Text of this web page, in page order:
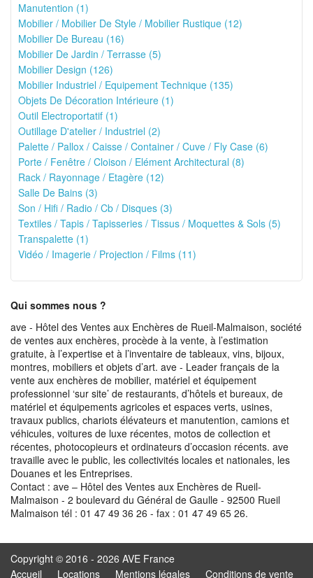
Manutention (1)
Mobilier / Mobilier De Style / Mobilier Rustique (12)
Mobilier De Bureau (16)
Mobilier De Jardin / Terrasse (5)
Mobilier Design (126)
Mobilier Industriel / Equipement Technique (135)
Objets De Décoration Intérieure (1)
Outil Electroportatif (1)
Outillage D'atelier / Industriel (2)
Palette / Pallox / Caisse / Container / Cuve / Fly Case (6)
Porte / Fenêtre / Cloison / Elément Architectural (8)
Rack / Rayonnage / Etagère (12)
Salle De Bains (3)
Son / Hifi / Radio / Cb / Disques (3)
Textiles / Tapis / Tapisseries / Tissus / Moquettes & Sols (5)
Transpalette (1)
Vidéo / Imagerie / Projection / Films (11)
Qui sommes nous ?
ave - Hôtel des Ventes aux Enchères de Rueil-Malmaison, société
de ventes aux enchères, procède à la vente, à l’estimation
gratuite, à l’expertise et à l’inventaire de tableaux, vins, bijoux,
montres, mobiliers et objets d’art. ave - Leader français de la
vente aux enchères de mobilier, matériel et équipement
professionnel ‘sur site’ de restaurants, d’hôtels et bureaux, de
matériel et équipements agricoles et espaces verts, usines,
travaux publics, chariots élévateurs et manutention, camions et
véhicules, voitures de luxe récentes, motos de collection et
récentes, photocopieurs et ordinateurs d’occasion récents. ave
travaille avec le public, les collectivités locales et nationales, les
Douanes et les Entreprises.
Contact : ave – Hôtel des Ventes aux Enchères de Rueil-
Malmaison - 2 boulevard du Général de Gaulle - 92500 Rueil
Malmaison tél : 01 47 49 36 26 - fax : 01 47 49 65 26.
Copyright © 2016 - 2026 AVE France
Accueil
Locations Mentions légales Conditions de vente